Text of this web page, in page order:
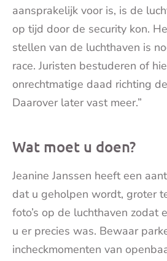
aansprakelijk voor is, is de
op tijd door de security kon.
stellen van de luchthaven is
race. Juristen bestuderen of
onrechtmatige daad richting
Daarover later vast meer.”
Wat moet u doen?
Jeanine Janssen heeft een
dat u geholpen wordt, groter
foto’s op de luchthaven zodat
u er precies was. Bewaar
incheckmomenten van